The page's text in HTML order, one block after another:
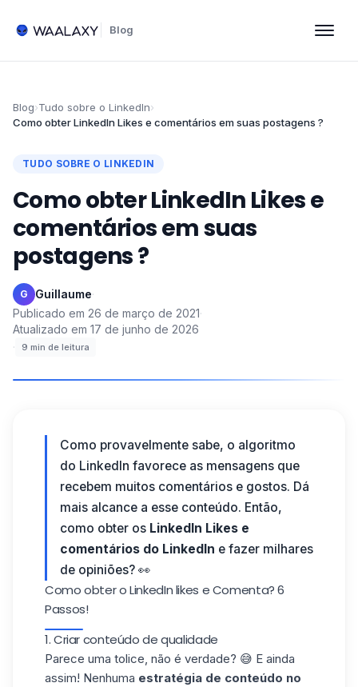
Blog
Blog›Tudo sobre o LinkedIn›
Como obter LinkedIn Likes e comentários em suas postagens ?
TUDO SOBRE O LINKEDIN
Como obter LinkedIn Likes e
comentários em suas
postagens ?
G Guillaume·
Publicado em 26 de março de 2021·
Atualizado em 17 de junho de 2026
·
9 min de leitura
Como provavelmente sabe, o algoritmo
do LinkedIn favorece as mensagens que
recebem muitos comentários e gostos. Dá
mais alcance a esse conteúdo. Então,
como obter os LinkedIn Likes e
comentários do LinkedIn e fazer milhares
de opiniões? 👀
Como obter o LinkedIn likes e Comenta? 6
Passos!
1. Criar conteúdo de qualidade
Parece uma tolice, não é verdade? 😅 E ainda
assim! Nenhuma estratégia de conteúdo no